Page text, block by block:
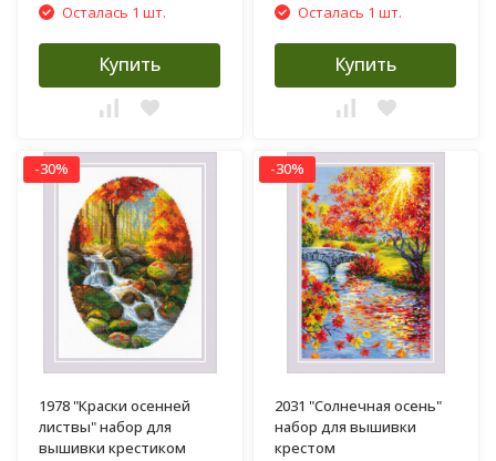
Осталась 1 шт.
Купить
Осталась 1 шт.
Купить
-30%
1978 "Краски осенней
листвы" набор для
вышивки крестиком
-30%
2031 "Солнечная осень"
набор для вышивки
крестом